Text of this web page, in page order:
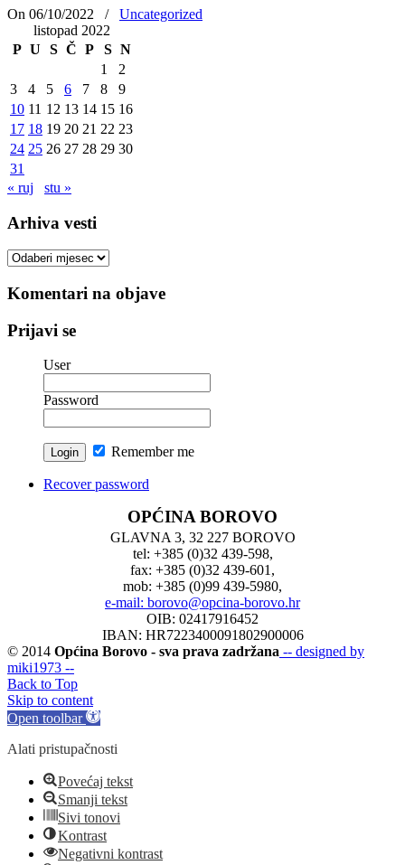
On 06/10/2022
/
Uncategorized
listopad 2022
P U S Č P S N
1
2
3
4 5 6 7 8
9
10 11 12 13 14 15 16
17 18 19 20 21 22 23
24 25 26 27 28 29 30
31
« ruj
stu »
Arhiva vesti
Arhiva
Komentari na objave
Prijavi se
User
Password
Remember me
Recover password
OPĆINA BOROVO
GLAVNA 3, 32 227 BOROVO
tel: +385 (0)32 439-598,
fax: +385 (0)32 439-601,
mob: +385 (0)99 439-5980,
e-mail: borovo@opcina-borovo.hr
OIB: 02417916452
IBAN: HR7223400091802900006
© 2014 Općina Borovo - sva prava zadržana -- designed by
miki1973 --
Back to Top
Skip to content
Open toolbar
Alati pristupačnosti
Povećaj tekst
Smanji tekst
Sivi tonovi
Kontrast
Negativni kontrast